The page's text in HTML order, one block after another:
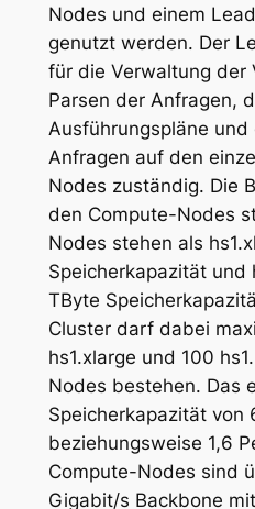
Nodes und einem
genutzt werden. Der
für die Verwaltung der
Parsen der Anfragen,
Ausführungspläne
Anfragen auf den
Nodes zuständig. Die
den Compute-Nodes
Nodes stehen als
Speicherkapazität und
TByte
Cluster darf dabei
hs1.xlarge und 100
Nodes bestehen. Das
Speicherkapazität von
beziehungsweise 1,6
Compute-Nodes sind
Gigabit/s Backbone